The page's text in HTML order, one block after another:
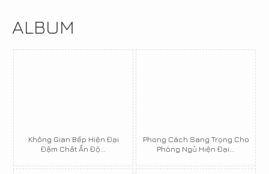
ALBUM
Không Gian Bếp Hiện Đại
Đậm Chất Ấn Độ...
Phong Cách Sang Trọng Cho
Phòng Ngủ Hiện Đại...